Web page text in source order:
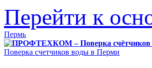
Перейти к
Пермь
Поверка счетчиков воды в Перми